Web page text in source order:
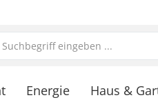
Energie Haus &